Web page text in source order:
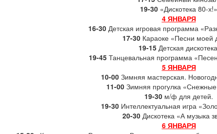
19-30 «Дискотека 80-х!»
4 ЯНВАРЯ
16-30 Детская игровая программа
17-30Караоке «Песни моей
19-15Детская
19-45Танцевальная программа
5 ЯНВАРЯ
10-00 Зимняя мастерская.
11-00Зимняя прогулка «Снежные
19-30 м/ф для детей.
19-30Интеллектуальная игра
20-30Дискотека «А музыка
6 ЯНВАРЯ